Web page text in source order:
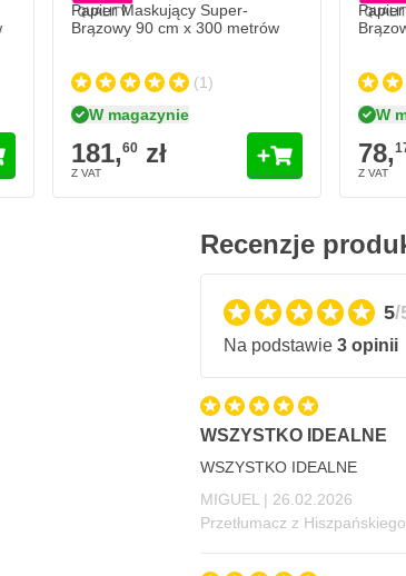
papieru.
o dowolnej
Papier Maskujący Super-
Brązowy 90 cm x 300 metrów
(1)
W magazynie
181,60 zł
W
78,
Recenzje
5/
Na podstawie 3 opinii
WSZYSTKO IDEALNE
WSZYSTKO IDEALNE
MIGUEL | 26 lutego 2026
26.02.2026
Przetłumacz z Hiszpańskiego